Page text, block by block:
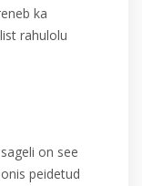
ka
rahulolu
on see
peidetud